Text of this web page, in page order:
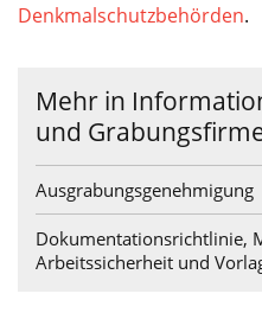
Denkmalschutzbehörden.
Mehr in
und
Ausgrabungsgenehmigung
Dokumentationsrichtlinie,
Arbeitssicherheit und